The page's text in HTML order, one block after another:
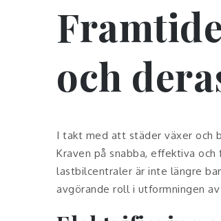
och
I takt med att städer växer och
Kraven på snabba, effektiva
lastbilcentraler är inte längre
avgörande roll i utformningen